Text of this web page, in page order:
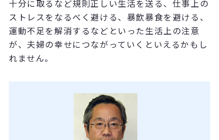
十分に取るなど規則正しい生活を送る、仕事上の
ストレスをなるべく避ける、暴飲暴食を避ける、
運動不足を解消するなどといった生活上の注意
が、夫婦の幸せにつながっていくといえるかもし
れません。